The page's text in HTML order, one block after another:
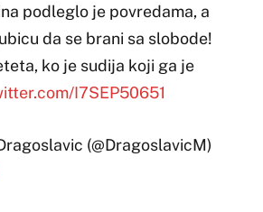
podleglo je povredama, a
da se brani sa slobode!
ko je sudija koji ga je
I7SEP50651
(@DragoslavicM)